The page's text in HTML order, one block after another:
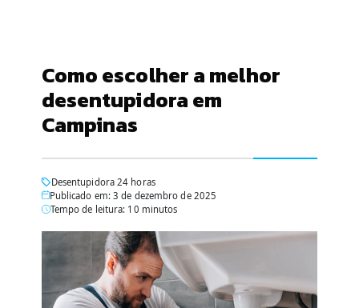
Como escolher a melhor
desentupidora em
Campinas
Desentupidora 24 horas
Publicado em: 3 de dezembro de 2025
Tempo de leitura: 10 minutos